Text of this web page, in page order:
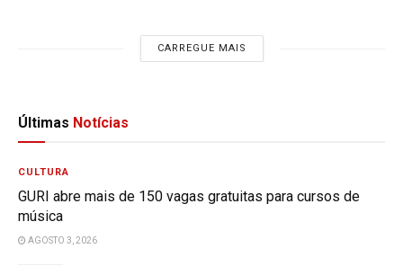
CARREGUE MAIS
Últimas Notícias
CULTURA
GURI abre mais de 150 vagas gratuitas para cursos de
música
AGOSTO 3, 2026